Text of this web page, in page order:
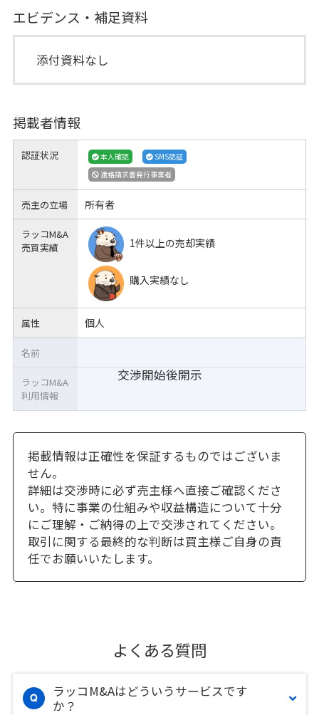
エビデンス・補足資料
添付資料なし
掲載者情報
認証状況 本人確認
SMS認証
適格請求書発行事業者
売主の立場 所有者
ラッコM&A
売買実績
1件以上の売却実績
購入実績なし
属性 個人
交渉開始後開示
名前
ラッコM&A
利用情報
掲載情報は正確性を保証するものではございま
せん。
詳細は交渉時に必ず売主様へ直接ご確認くださ
い。特に事業の仕組みや収益構造について十分
にご理解・ご納得の上で交渉されてください。
取引に関する最終的な判断は買主様ご自身の責
任でお願いいたします。
よくある質問
ラッコM&Aはどういうサービスです
か？